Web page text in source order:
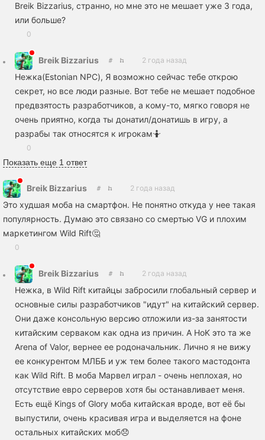
Breik Bizzarius, странно, но мне это не мешает уже 3 года,
или больше?
0
Breik Bizzarius 2 года назад
Нежка(Estonian NPC), Я возможно сейчас тебе открою
секрет, но все люди разные. Вот тебе не мешает подобное
предвзятость разработчиков, а кому-то, мягко говоря не
очень приятно, когда ты донатил/донатишь в игру, а
разрабы так относятся к игрокам🤷
0
Показать еще 1 ответ
Breik Bizzarius 2 года назад
Это худшая моба на смартфон. Не понятно откуда у нее такая
популярность. Думаю это связано со смертью VG и плохим
маркетингом Wild Rift🤔
0
Breik Bizzarius 2 года назад
Нежка, в Wild Rift китайцы забросили глобальный сервер и
основные силы разработчиков "идут" на китайский сервер.
Они даже консольную версию отложили из-за занятости
китайским серваком как одна из причин. А HoK это та же
Arena of Valor, вернее ее родоначальник. Лично я не вижу
ее конкурентом МЛББ и уж тем более такого мастодонта
как Wild Rift. В моба Марвел играл - очень неплохая, но
отсутствие евро серверов хотя бы останавливает меня.
Есть ещё Kings of Glory моба китайская вроде, вот её бы
выпустили, очень красивая игра и выделяется на фоне
остальных китайских моб😞